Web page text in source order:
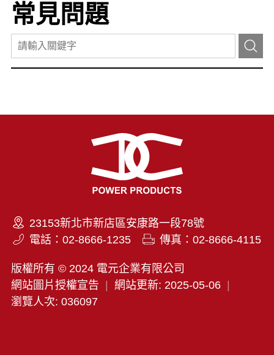
常見問題
23153新北市新店區安康路一段78號
電話：02-8666-1235
傳真：02-8666-4115
版權所有 © 2024 電元企業有限公司
網站圖片授權宣告 | 網站更新: 2025-05-06 |
瀏覽人次: 036097